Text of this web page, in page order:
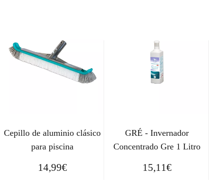
Cepillo de aluminio clásico
para piscina
14,99€
GRÉ - Invernador
Concentrado Gre 1 Litro
15,11€